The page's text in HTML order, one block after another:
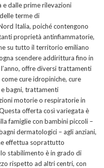
e dalle prime rilevazioni
terme di
Italia, poiché contengono
proprietà antinfiammatorie,
su tutto il territorio emiliano
scendere addirittura fino in
offre diversi trattamenti
cure idropiniche, cure
bagni, trattamenti
motorie o respiratorie in
offerta così variegata è
famiglie con bambini piccoli –
dermatologici – agli anziani,
effettua soprattutto
stabilimento è in grado di
rispetto ad altri centri, con